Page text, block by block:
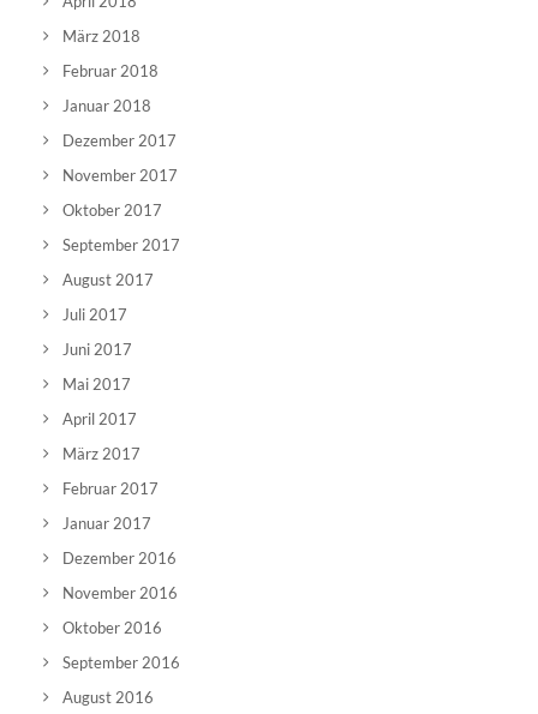
März 2018
Februar 2018
Januar 2018
Dezember 2017
November 2017
Oktober 2017
September 2017
August 2017
Juli 2017
Juni 2017
Mai 2017
April 2017
März 2017
Februar 2017
Januar 2017
Dezember 2016
November 2016
Oktober 2016
September 2016
August 2016